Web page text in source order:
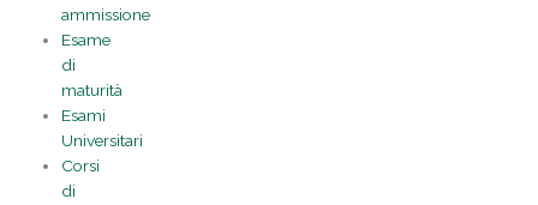
ammissione
Esame
di
maturità
Esami
Universitari
Corsi
di